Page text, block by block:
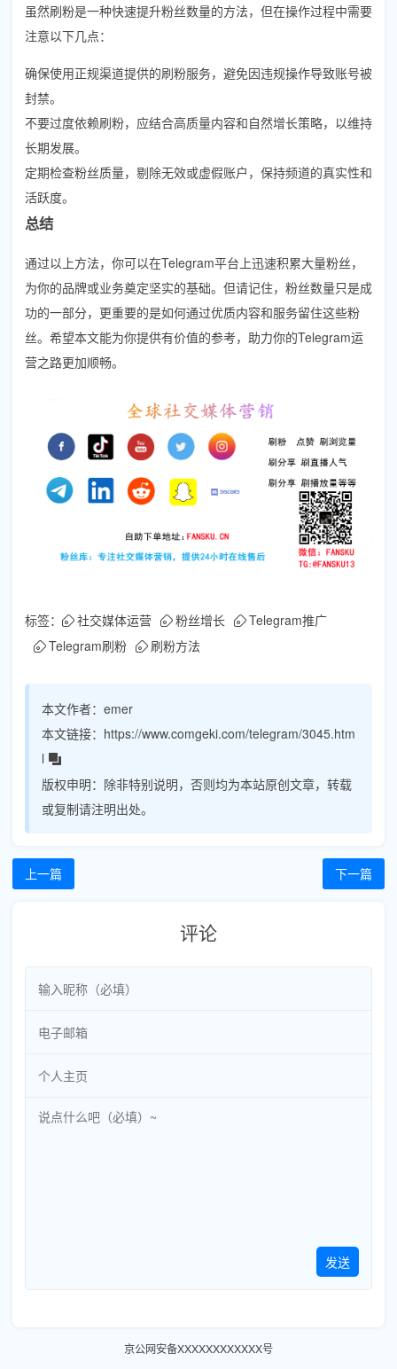
虽然刷粉是一种快速提升粉丝数量的方法，但在操作过程中需要
注意以下几点：
确保使用正规渠道提供的刷粉服务，避免因违规操作导致账号被
封禁。
不要过度依赖刷粉，应结合高质量内容和自然增长策略，以维持
长期发展。
定期检查粉丝质量，剔除无效或虚假账户，保持频道的真实性和
活跃度。
总结
通过以上方法，你可以在Telegram平台上迅速积累大量粉丝，
为你的品牌或业务奠定坚实的基础。但请记住，粉丝数量只是成
功的一部分，更重要的是如何通过优质内容和服务留住这些粉
丝。希望本文能为你提供有价值的参考，助力你的Telegram运
营之路更加顺畅。
标签： 社交媒体运营 粉丝增长
Telegram推广
Telegram刷粉
刷粉方法
本文作者： emer
本文链接： https://www.comgeki.com/telegram/3045.htm
l
版权申明： 除非特别说明，否则均为本站原创文章，转载
或复制请注明出处。
上一篇 下一篇
评论
发送
京公网安备XXXXXXXXXXXX号